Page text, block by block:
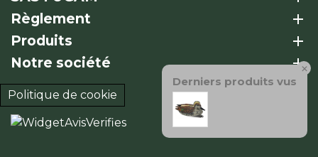
×
Derniers produits vus
Règlement
add
Produits
add
Notre société
add
Politique de cookie